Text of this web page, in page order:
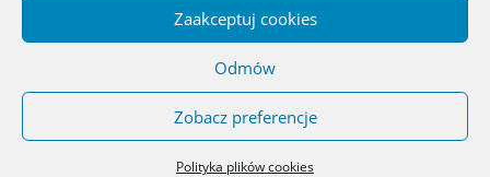
Zaakceptuj cookies
Odmów
Zobacz preferencje
Polityka plików cookies
Blog o książkach dla dzieci i młodzieży –
recenzje i rekomendacje. All rights reserved.
Theme: ColorMag byThemeGrill. Powered by